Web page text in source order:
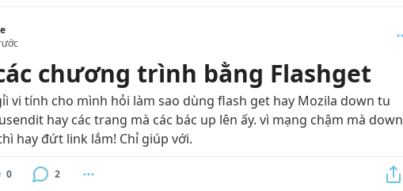
chương trình bằng Flashget
vi tính cho mình hỏi làm sao dùng flash get hay Mozila down tu
hay các trang mà các bác up lên ấy. vì mạng chậm mà down
hay đứt link lắm! Chỉ giúp với.
0 2